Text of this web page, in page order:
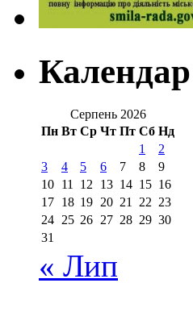
Серпень 2026
Пн Вт Ср Чт Пт Сб Нд
1
2
3
4 5 6 7 8
9
10 11 12 13 14 15 16
17 18 19 20 21 22 23
24 25 26 27 28 29 30
31
« Лип